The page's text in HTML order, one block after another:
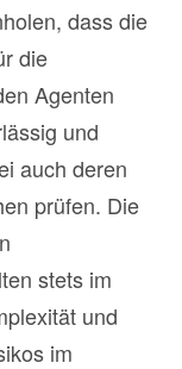
dass die
die
Agenten
und
auch deren
prüfen. Die
stets im
und
im